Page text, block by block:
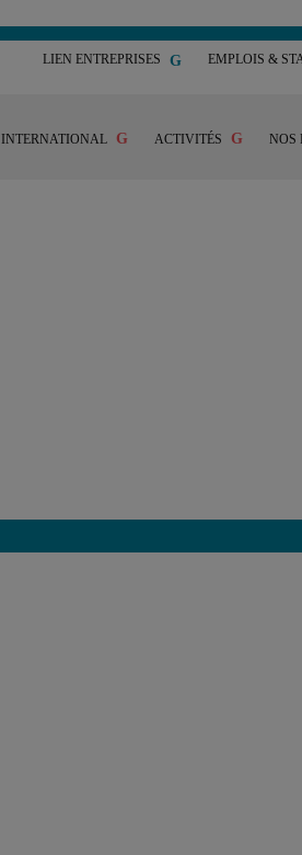
LIEN ENTREPRISES EMPLOIS &
INTERNATIONAL ACTIVITÉS NOS